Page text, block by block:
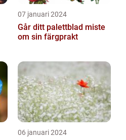
07 januari 2024
Går ditt palettblad miste
om sin färgprakt
06 januari 2024